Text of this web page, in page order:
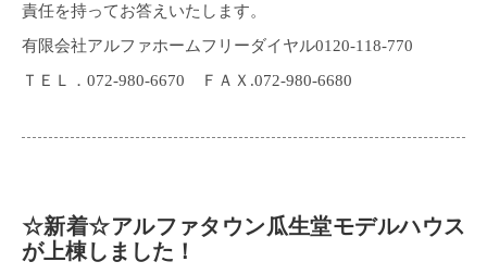
責任を持ってお答えいたします。
有限会社アルファホームフリーダイヤル0120-118-770
ＴＥＬ．072-980-6670 ＦＡＸ.072-980-6680
☆新着☆アルファタウン瓜生堂モデルハウス
が上棟しました！